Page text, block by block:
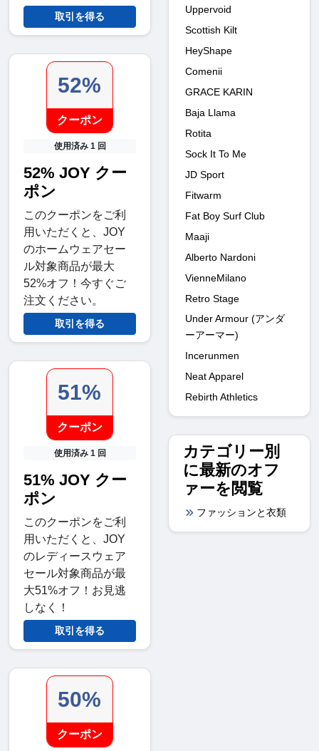
取引を得る
52%
クーポン
使用済み 1 回
52% JOY クー
ポン
このクーポンをご利
用いただくと、JOY
のホームウェアセー
ル対象商品が最大
52%オフ！今すぐご
注文ください。
取引を得る
51%
クーポン
使用済み 1 回
51% JOY クー
ポン
このクーポンをご利
用いただくと、JOY
のレディースウェア
セール対象商品が最
大51%オフ！お見逃
しなく！
取引を得る
50%
クーポン
Uppervoid
Scottish Kilt
HeyShape
Comenii
GRACE KARIN
Baja Llama
Rotita
Sock It To Me
JD Sport
Fitwarm
Fat Boy Surf Club
Maaji
Alberto Nardoni
VienneMilano
Retro Stage
Under Armour (アンダ
ーアーマー)
Incerunmen
Neat Apparel
Rebirth Athletics
カテゴリー別
に最新のオフ
ァーを閲覧
ファッションと衣類